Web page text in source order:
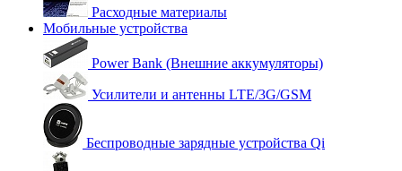
Расходные материалы
Мобильные устройства
Power Bank (Внешние аккумуляторы)
Усилители и антенны LTE/3G/GSM
Беспроводные зарядные устройства Qi